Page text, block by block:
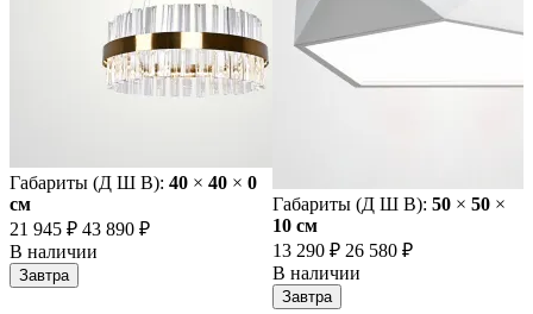
Габариты (Д Ш В): 40 × 40 × 0
cм
21 945 ₽ 43 890 ₽
В наличии
Завтра
Габариты (Д Ш В): 50 × 50 ×
10 cм
13 290 ₽ 26 580 ₽
В наличии
Завтра